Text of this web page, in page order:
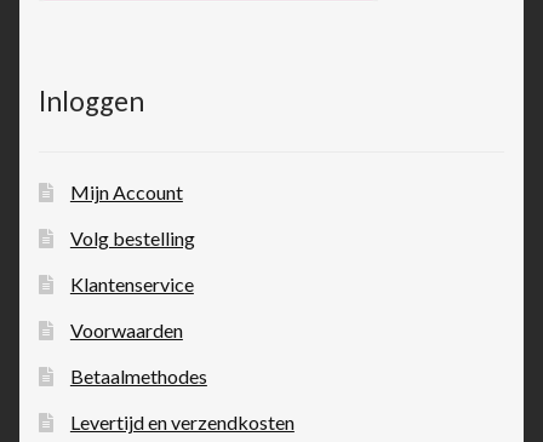
Inloggen
Mijn Account
Volg bestelling
Klantenservice
Voorwaarden
Betaalmethodes
Levertijd en verzendkosten